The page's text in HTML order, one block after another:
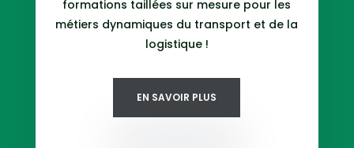
formations taillées sur mesure pour les
métiers dynamiques du transport et de la
logistique !
EN SAVOIR PLUS